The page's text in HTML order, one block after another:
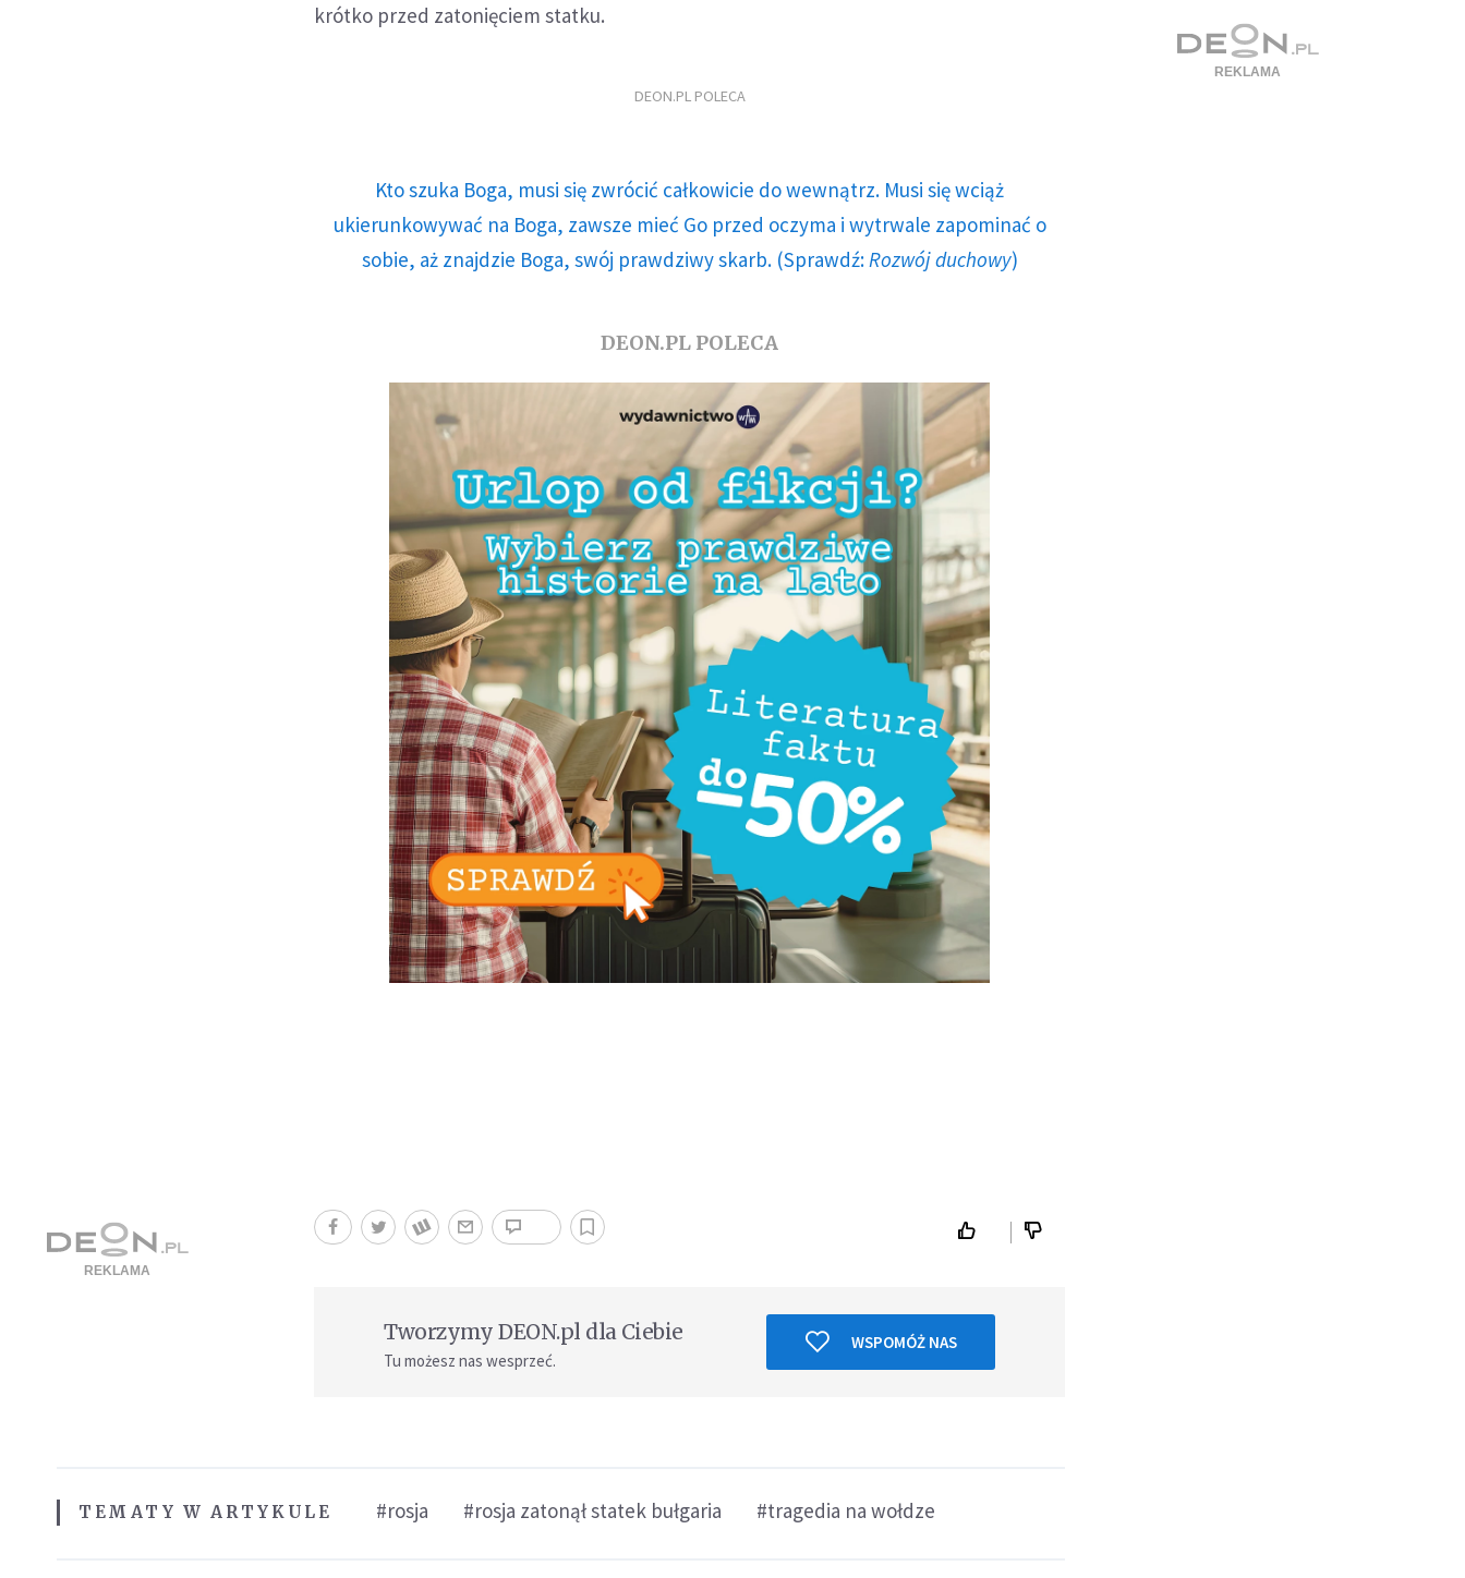
krótko przed zatonięciem statku.
DEON.PL POLECA
Kto szuka Boga, musi się zwrócić całkowicie do wewnątrz. Musi się wciąż
ukierunkowywać na Boga, zawsze mieć Go przed oczyma i wytrwale zapominać o
sobie, aż znajdzie Boga, swój prawdziwy skarb. (Sprawdź: Rozwój duchowy)
DEON.PL POLECA
Tworzymy DEON.pl dla Ciebie
Tu możesz nas wesprzeć.
WSPOMÓŻ NAS
TEMATY W ARTYKULE #rosja #rosja zatonął statek bułgaria #tragedia na wołdze